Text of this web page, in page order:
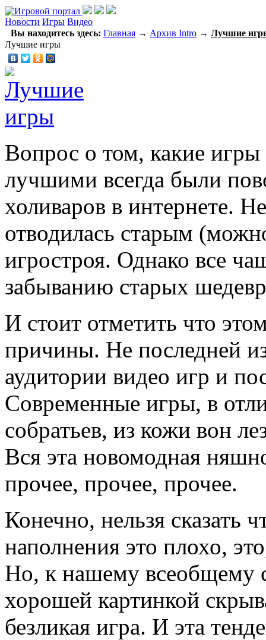
Новости Игры Видео
Вы находитесь здесь: Главная → Архив Intro → Лучшие
Лучшие игры
Вопрос о том, какие
лучшими всегда были
холиваров в интернете.
отводилась старым
игростроя. Однако все
забыванию старых
И стоит отметить что
причины. Не последней
аудитории видео игр и
Современные игры, в
собратьев, из кожи вон
Вся эта новомодная
прочее, прочее, прочее.
Конечно, нельзя сказать
наполнения это плохо,
Но, к нашему всеобщему
хорошей картинкой
безликая игра. И эта